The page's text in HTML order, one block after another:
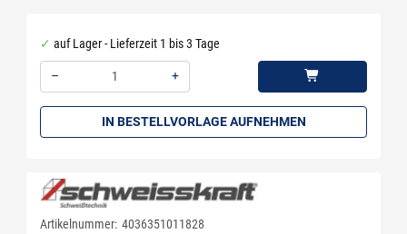
auf Lager - Lieferzeit 1 bis 3 Tage
–
+
IN BESTELLVORLAGE AUFNEHMEN
Artikelnummer: 4036351011828